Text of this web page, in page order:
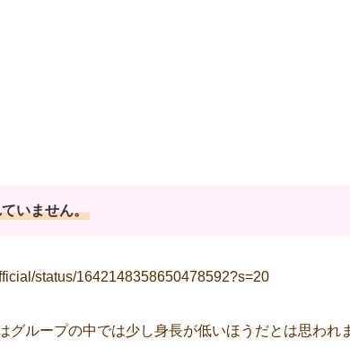
いません。
status/1642148358650478592?s=20
グループの中では少し身長が低いほうだとは思われ